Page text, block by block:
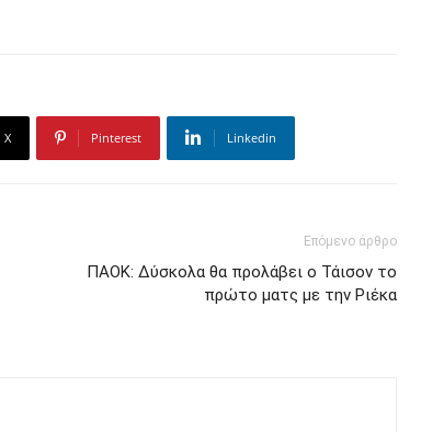
X Pinterest Linkedin
Επόμενο άρθρο
ΠΑΟΚ: Δύσκολα θα προλάβει ο Τάισον το
πρώτο ματς με την Ριέκα